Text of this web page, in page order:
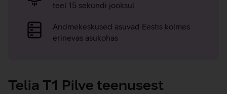
teel 15 sekundi jooksul
Andmekeskused asuvad Eestis kolmes
erinevas asukohas
Telia T1 Pilve teenusest